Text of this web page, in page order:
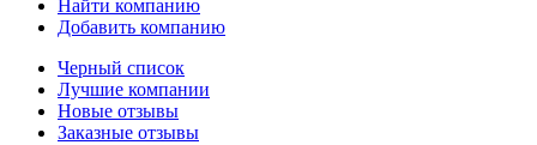
Найти компанию
Добавить компанию
Черный список
Лучшие компании
Новые отзывы
Заказные отзывы